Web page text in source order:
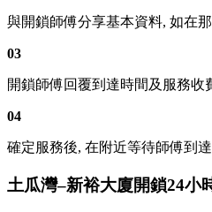
與開鎖師傅分享基本資料, 如在
03
開鎖師傅回覆到達時間及服務收
04
確定服務後, 在附近等待師傅到達
土瓜灣–新裕大廈開鎖24小